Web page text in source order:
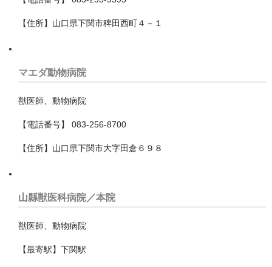
北足立郡伊奈町
坂戸市
【住所】山口県下関市稗田西町４－１
マエダ動物病院
獣医師、動物病院
【電話番号】 083-256-8700
【住所】山口県下関市大字田倉６９８
山縣獣医科病院／本院
獣医師、動物病院
【最寄駅】下関駅